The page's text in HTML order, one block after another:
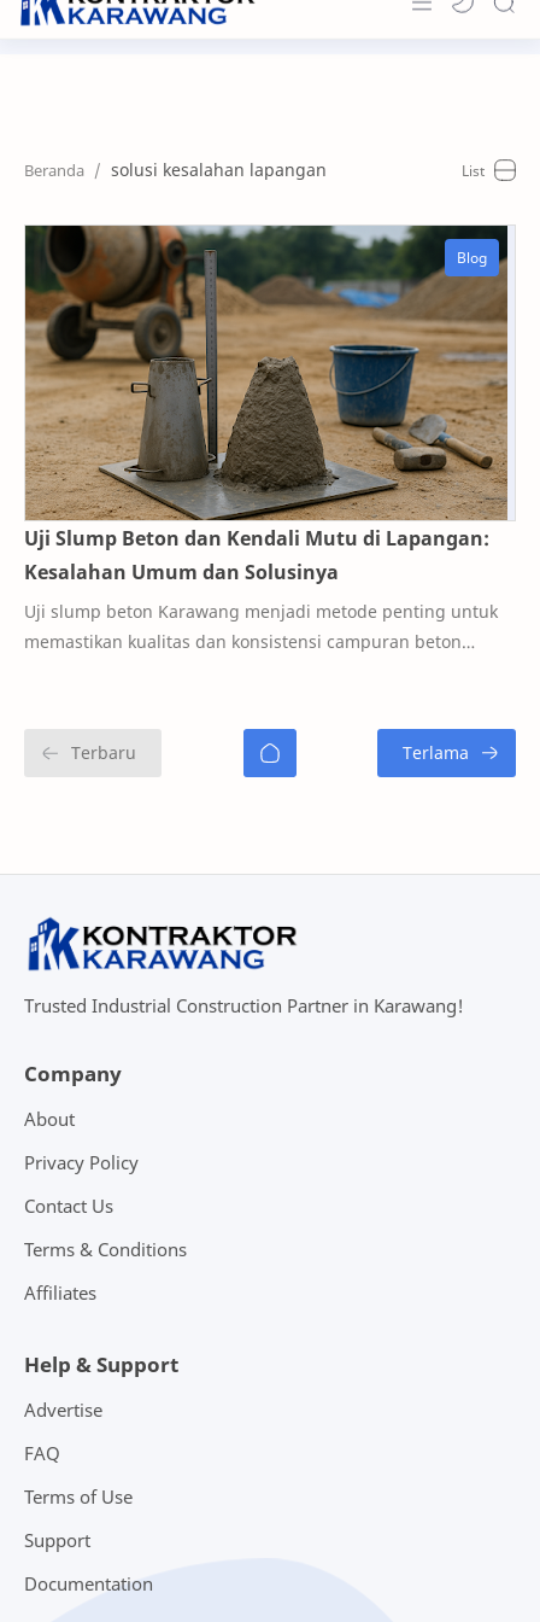
Portfolio
News & Info
Contact
solusi kesalahan lapangan
Uji Slump Beton dan Kendali Mutu di Lapangan:
Kesalahan Umum dan Solusinya
Uji slump beton Karawang menjadi metode penting untuk
memastikan kualitas dan konsistensi campuran beton
Trusted Industrial Construction Partner in Karawang!
Company
About
Privacy Policy
Contact Us
Terms & Conditions
Affiliates
Help & Support
Advertise
FAQ
Terms of Use
Support
Documentation